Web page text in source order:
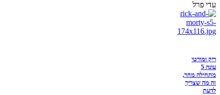
עדי פרל
ריק ומורטי
עונה 5
מתחילה מחר,
זה מה שצריך
לדעת